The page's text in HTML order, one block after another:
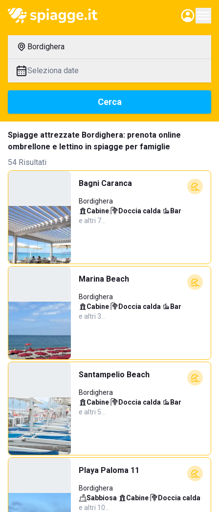
Bordighera
Seleziona date
Cerca
Spiagge attrezzate Bordighera: prenota online
ombrellone e lettino in spiagge per famiglie
54 Risultati
Bagni Caranca
Bordighera
Cabine· Doccia calda· Bar·
e altri 7…
Marina Beach
Bordighera
Cabine· Doccia calda· Bar·
e altri 3…
Santampelio Beach
Bordighera
Cabine· Doccia calda· Bar·
e altri 5…
Playa Paloma 11
Bordighera
Sabbiosa· Cabine· Doccia calda·
e altri 10…